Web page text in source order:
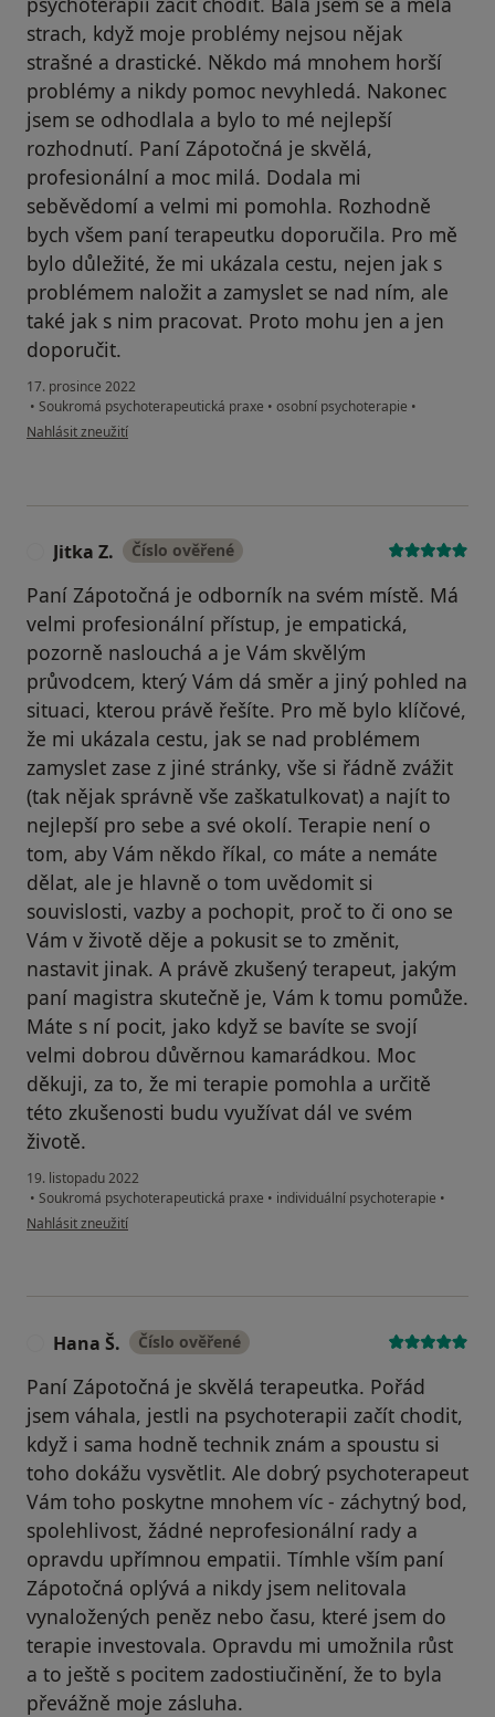
strach, když moje problémy nejsou nějak
strašné a drastické. Někdo má mnohem horší
problémy a nikdy pomoc nevyhledá. Nakonec
jsem se odhodlala a bylo to mé nejlepší
rozhodnutí. Paní Zápotočná je skvělá,
profesionální a moc milá. Dodala mi
seběvědomí a velmi mi pomohla. Rozhodně
bych všem paní terapeutku doporučila. Pro mě
bylo důležité, že mi ukázala cestu, nejen jak s
problémem naložit a zamyslet se nad ním, ale
také jak s nim pracovat. Proto mohu jen a jen
doporučit.
17. prosince 2022
• Soukromá psychoterapeutická praxe • osobní psychoterapie •
podle názoru uživatele N.V.
Nahlásit zneužití
Jitka Z. Číslo ověřené
Paní Zápotočná je odborník na svém místě. Má
velmi profesionální přístup, je empatická,
pozorně naslouchá a je Vám skvělým
průvodcem, který Vám dá směr a jiný pohled na
situaci, kterou právě řešíte. Pro mě bylo klíčové,
že mi ukázala cestu, jak se nad problémem
zamyslet zase z jiné stránky, vše si řádně zvážit
(tak nějak správně vše zaškatulkovat) a najít to
nejlepší pro sebe a své okolí. Terapie není o
tom, aby Vám někdo říkal, co máte a nemáte
dělat, ale je hlavně o tom uvědomit si
souvislosti, vazby a pochopit, proč to či ono se
Vám v životě děje a pokusit se to změnit,
nastavit jinak. A právě zkušený terapeut, jakým
paní magistra skutečně je, Vám k tomu pomůže.
Máte s ní pocit, jako když se bavíte se svojí
velmi dobrou důvěrnou kamarádkou. Moc
děkuji, za to, že mi terapie pomohla a určitě
této zkušenosti budu využívat dál ve svém
životě.
19. listopadu 2022
• Soukromá psychoterapeutická praxe • individuální psychoterapie •
podle názoru uživatele Jitka Z.
Nahlásit zneužití
Hana Š. Číslo ověřené
Paní Zápotočná je skvělá terapeutka. Pořád
jsem váhala, jestli na psychoterapii začít chodit,
když i sama hodně technik znám a spoustu si
toho dokážu vysvětlit. Ale dobrý psychoterapeut
Vám toho poskytne mnohem víc - záchytný bod,
spolehlivost, žádné neprofesionální rady a
opravdu upřímnou empatii. Tímhle vším paní
Zápotočná oplývá a nikdy jsem nelitovala
vynaložených peněz nebo času, které jsem do
terapie investovala. Opravdu mi umožnila růst
a to ještě s pocitem zadostiučinění, že to byla
převážně moje zásluha.